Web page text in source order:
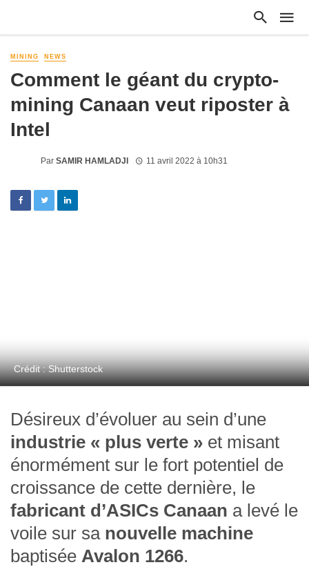
MINING NEWS
Comment le géant du crypto-
mining Canaan veut riposter à
Intel
Par SAMIR HAMLADJI 11 avril 2022 à 10h31
Crédit : Shutterstock
Désireux d’évoluer au sein d’une
industrie « plus verte » et misant
énormément sur le fort potentiel de
croissance de cette dernière, le
fabricant d’ASICs Canaan a levé le
voile sur sa nouvelle machine
baptisée Avalon 1266.